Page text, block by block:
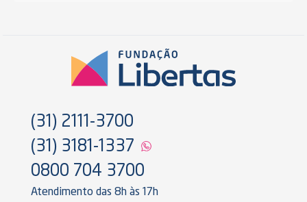
(31) 2111-3700
(31) 3181-1337
0800 704 3700
Atendimento das 8h às 17h